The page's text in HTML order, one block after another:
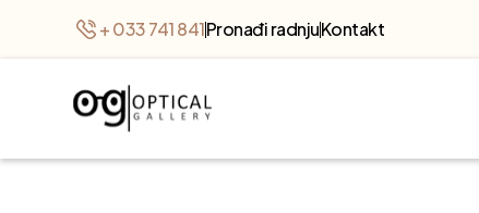
+ 033 741 841Pronađi radnjuKontakt